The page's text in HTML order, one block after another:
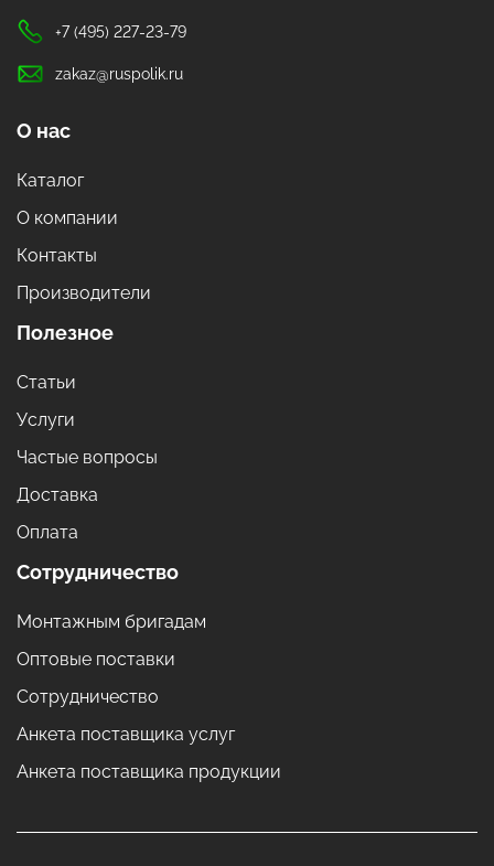
+7 (495) 227-23-79
zakaz@ruspolik.ru
О нас
Каталог
О компании
Контакты
Производители
Полезное
Статьи
Услуги
Частые вопросы
Доставка
Оплата
Сотрудничество
Монтажным бригадам
Оптовые поставки
Сотрудничество
Анкета поставщика услуг
Анкета поставщика продукции